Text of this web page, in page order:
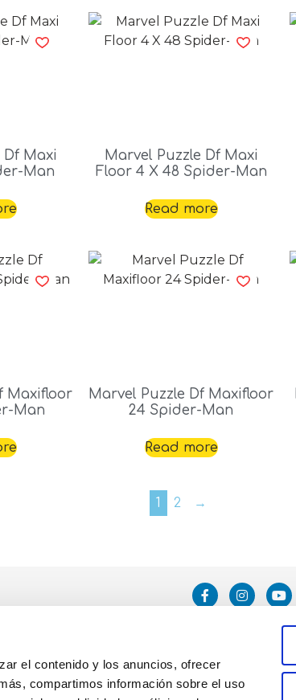
el contenido y los anuncios, ofrecer
compartimos información sobre el uso
Df Maxi
Man
Marvel Puzzle Df Maxi
Floor 4 X 48 Spider-Man
Read more
Maxifloor
Man
Marvel Puzzle Df Maxifloor
24 Spider-Man
Read more
1 2 →
y Cookies